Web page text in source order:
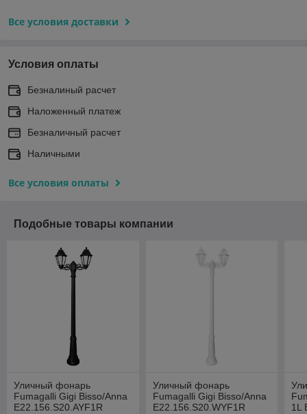
Все условия доставки
Условия оплаты
Безналиный расчет
Наложенный платеж
Безналичный расчет
Наличными
Все условия оплаты
Подобные товары компании
Уличный фонарь
Fumagalli Gigi Bisso/Anna
E22.156.S20.AYF1R
Уличный фонарь
Fumagalli Gigi Bisso/Anna
E22.156.S20.WYF1R
1L